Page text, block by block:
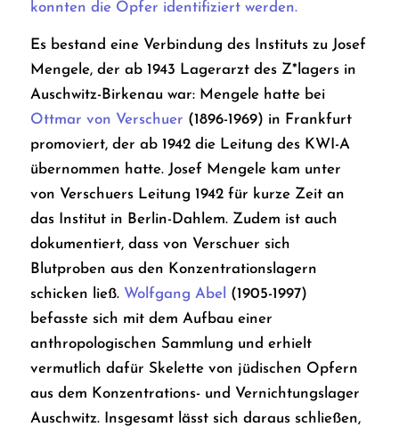
konnten die Opfer identifiziert werden.
Es bestand eine Verbindung des Instituts zu Josef
Mengele, der ab 1943 Lagerarzt des Z*lagers in
Auschwitz-Birkenau war: Mengele hatte bei
Ottmar von Verschuer (1896-1969) in Frankfurt
promoviert, der ab 1942 die Leitung des KWI-A
übernommen hatte. Josef Mengele kam unter
von Verschuers Leitung 1942 für kurze Zeit an
das Institut in Berlin-Dahlem. Zudem ist auch
dokumentiert, dass von Verschuer sich
Blutproben aus den Konzentrationslagern
schicken ließ. Wolfgang Abel (1905-1997)
befasste sich mit dem Aufbau einer
anthropologischen Sammlung und erhielt
vermutlich dafür Skelette von jüdischen Opfern
aus dem Konzentrations- und Vernichtungslager
Auschwitz. Insgesamt lässt sich daraus schließen,